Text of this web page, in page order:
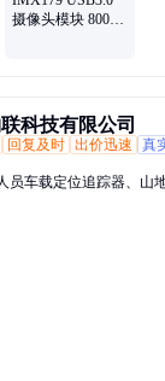
摄像头模块 800万
科技有限公司
回复及时 出价迅速
真
员车载定位追踪器、山
、北斗定位器、智能定
发热片、石墨烯发热片
器、充电定位器、无线
器、车载定位器、定位
GPS、车辆定位器